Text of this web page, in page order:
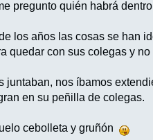
pregunto quién habrá
los años las cosas se han
quedar con sus colegas y
juntaban, nos íbamos
en su peñilla de colegas.
cebolleta y gruñón